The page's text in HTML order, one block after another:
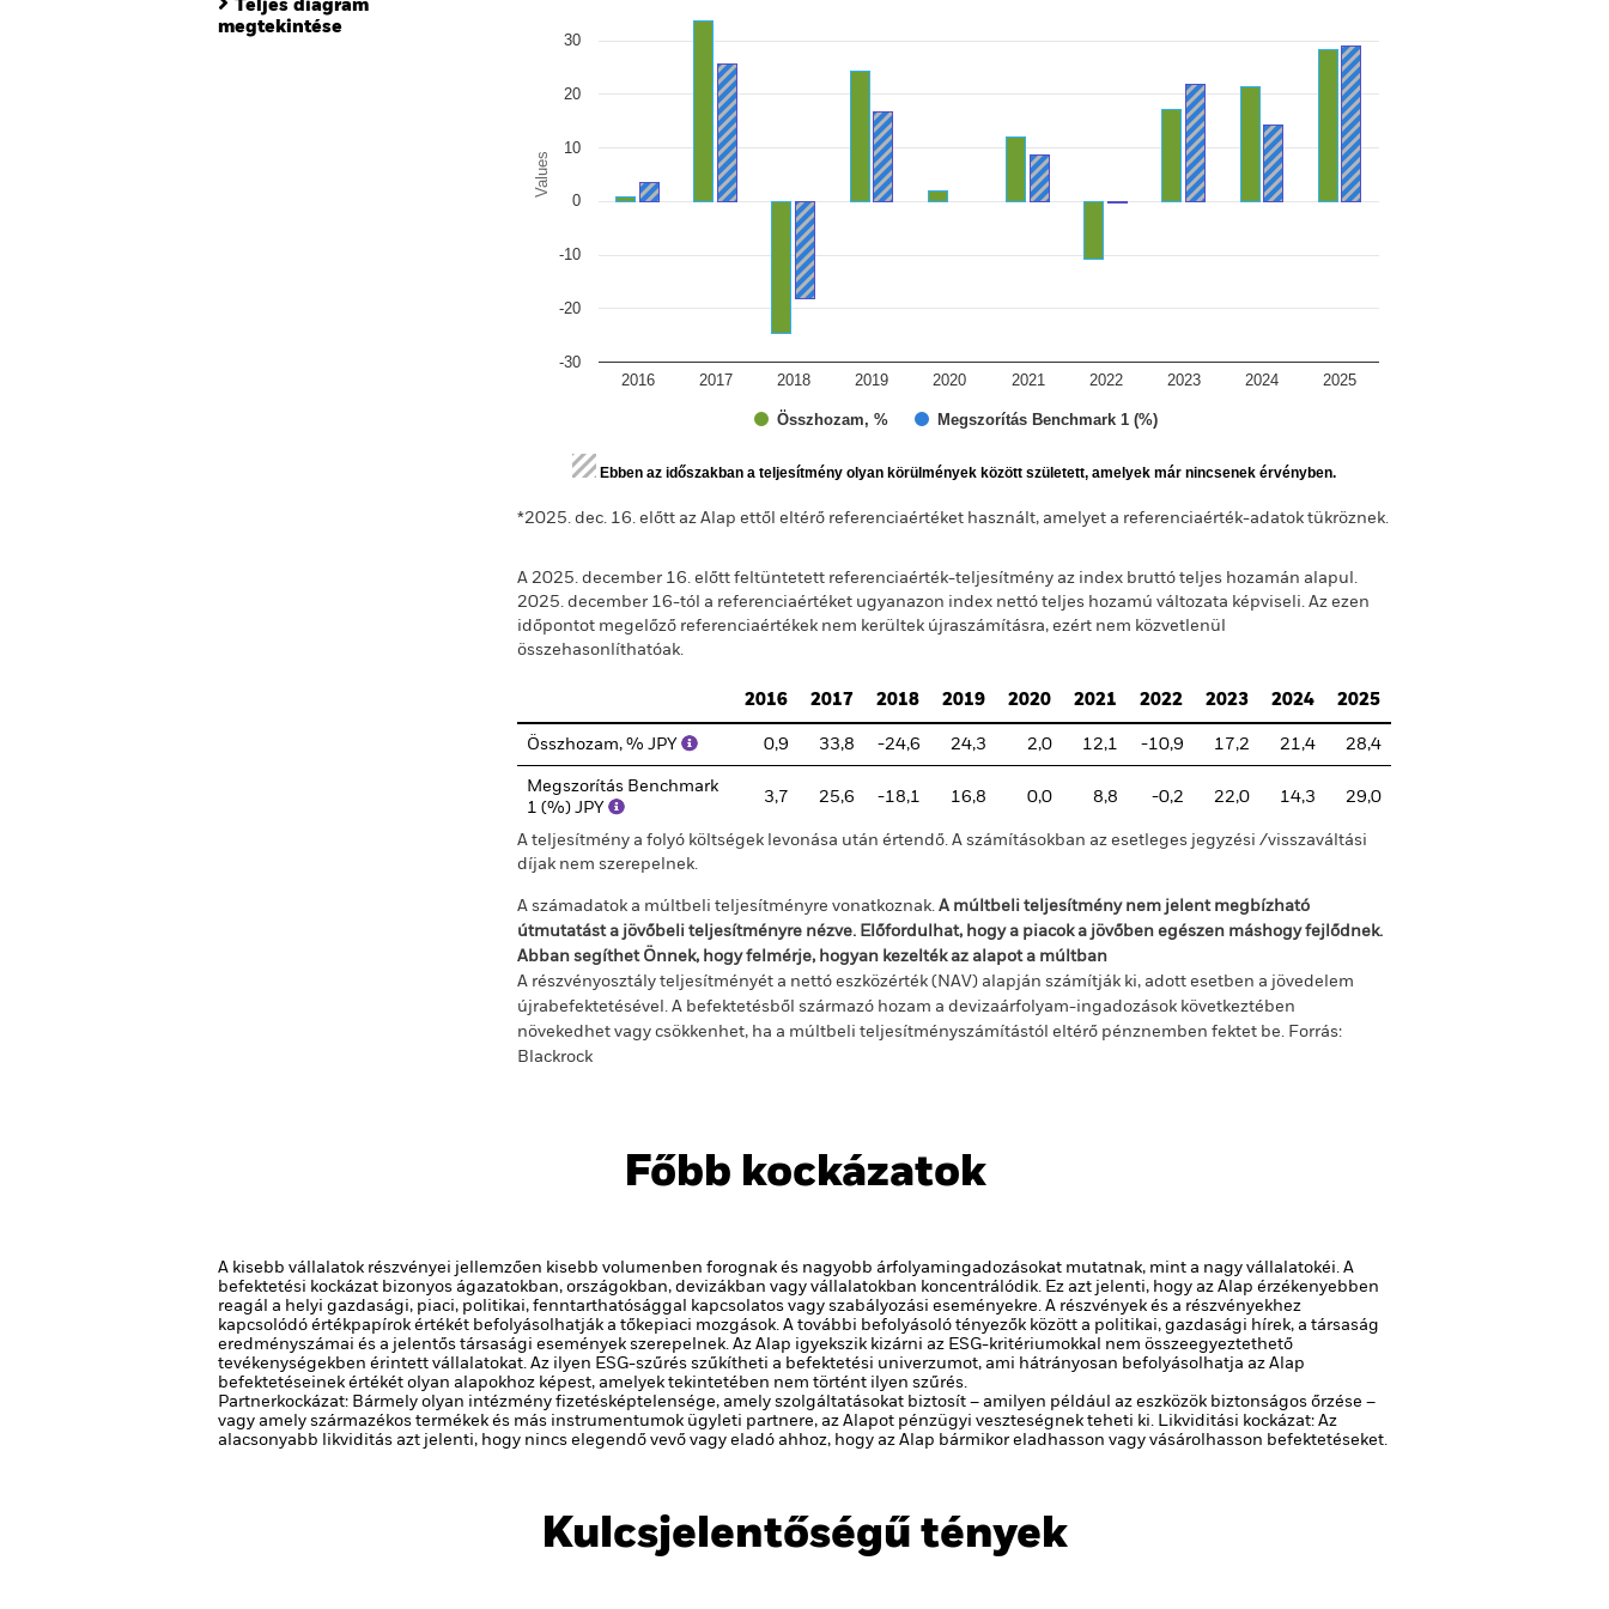
Teljes diagram
megtekintése
The chart has 1 X axis displaying categories.
The chart has 1 Y axis displaying Values. Range: -30 to 40.
Values
Összhozam, % Megszorítás Benchmark 1 (%)
2016 2017 2018 2019 2020 2021 2022 2023 2024 2025
-30
-20
-10
0
10
20
30
End of interactive chart.
Ebben az időszakban a teljesítmény olyan körülmények között született, amelyek már nincsenek érvényben.
*2025. dec. 16. előtt az Alap ettől eltérő referenciaértéket használt, amelyet a referenciaérték-adatok tükröznek.
A 2025. december 16. előtt feltüntetett referenciaérték-teljesítmény az index bruttó teljes hozamán alapul.
2025. december 16-tól a referenciaértéket ugyanazon index nettó teljes hozamú változata képviseli. Az ezen
időpontot megelőző referenciaértékek nem kerültek újraszámításra, ezért nem közvetlenül
összehasonlíthatóak.
2016 2017 2018 2019 2020 2021 2022 2023 2024 2025
Összhozam, % JPY 0,9 33,8 -24,6 24,3 2,0 12,1 -10,9 17,2 21,4 28,4
Megszorítás Benchmark
1 (%) JPY
3,7 25,6 -18,1 16,8 0,0 8,8 -0,2 22,0 14,3 29,0
A teljesítmény a folyó költségek levonása után értendő. A számításokban az esetleges jegyzési /visszaváltási
díjak nem szerepelnek.
A számadatok a múltbeli teljesítményre vonatkoznak. A múltbeli teljesítmény nem jelent megbízható
útmutatást a jövőbeli teljesítményre nézve. Előfordulhat, hogy a piacok a jövőben egészen máshogy fejlődnek.
Abban segíthet Önnek, hogy felmérje, hogyan kezelték az alapot a múltban
A részvényosztály teljesítményét a nettó eszközérték (NAV) alapján számítják ki, adott esetben a jövedelem
újrabefektetésével. A befektetésből származó hozam a devizaárfolyam-ingadozások következtében
növekedhet vagy csökkenhet, ha a múltbeli teljesítményszámítástól eltérő pénznemben fektet be. Forrás:
Blackrock
Főbb kockázatok
A kisebb vállalatok részvényei jellemzően kisebb volumenben forognak és nagyobb árfolyamingadozásokat mutatnak, mint a nagy vállalatokéi. A
befektetési kockázat bizonyos ágazatokban, országokban, devizákban vagy vállalatokban koncentrálódik. Ez azt jelenti, hogy az Alap érzékenyebben
reagál a helyi gazdasági, piaci, politikai, fenntarthatósággal kapcsolatos vagy szabályozási eseményekre. A részvények és a részvényekhez
kapcsolódó értékpapírok értékét befolyásolhatják a tőkepiaci mozgások. A további befolyásoló tényezők között a politikai, gazdasági hírek, a társaság
eredményszámai és a jelentős társasági események szerepelnek. Az Alap igyekszik kizárni az ESG-kritériumokkal nem összeegyeztethető
tevékenységekben érintett vállalatokat. Az ilyen ESG-szűrés szűkítheti a befektetési univerzumot, ami hátrányosan befolyásolhatja az Alap
befektetéseinek értékét olyan alapokhoz képest, amelyek tekintetében nem történt ilyen szűrés.
Partnerkockázat: Bármely olyan intézmény fizetésképtelensége, amely szolgáltatásokat biztosít – amilyen például az eszközök biztonságos őrzése –
vagy amely származékos termékek és más instrumentumok ügyleti partnere, az Alapot pénzügyi veszteségnek teheti ki. Likviditási kockázat: Az
alacsonyabb likviditás azt jelenti, hogy nincs elegendő vevő vagy eladó ahhoz, hogy az Alap bármikor eladhasson vagy vásárolhasson befektetéseket.
Kulcsjelentőségű tények